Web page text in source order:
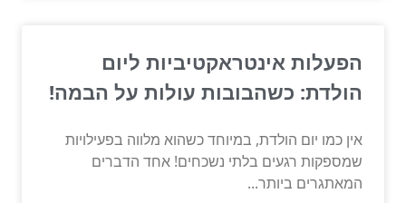
הפעלות אינטראקטיביות ליום
הולדת: כשהבובות עולות על הבמה!
אין כמו יום הולדת, במיוחד כשהוא מלווה בפעילויות
שמספקות רגעים בלתי נשכחים! אחד הדברים
המאתגרים ביותר...